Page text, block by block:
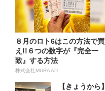
８月のロト6はこの方法で買
え!!６つの数字が『完全一
致』する方法
株式会社MURA AD
【きょうか